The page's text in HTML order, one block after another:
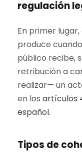
regulación
En primer lugar,
produce
público recibe,
retribución a
realizar— un
en los artículos
español.
Tipos de